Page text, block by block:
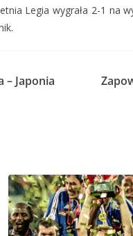
Legia wygrała 2-1 na
– Japonia